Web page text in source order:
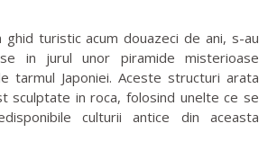
turistic acum douazeci de ani, s-au
in jurul unor piramide misterioase
tarmul Japoniei. Aceste structuri arata
sculptate in roca, folosind unelte ce se
culturii antice din aceasta